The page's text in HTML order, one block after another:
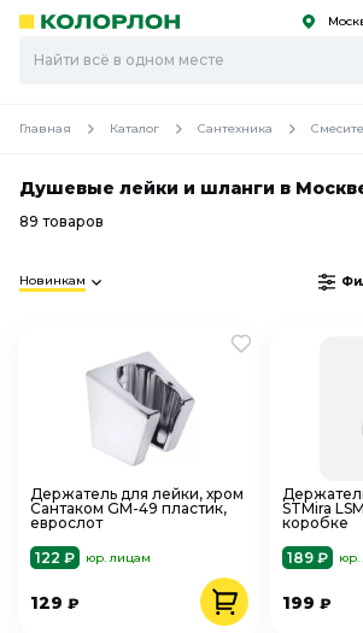
Скоро
Скоро
Главная Каталог Сантехника
Душевые лейки и шланги в
89 товаров
Новинкам
Держатель для лейки, хром
Сантаком GM-49 пластик,
еврослот
122 ₽
юр. лицам
129 ₽
STMira
коробке
189 ₽
юр.
199₽